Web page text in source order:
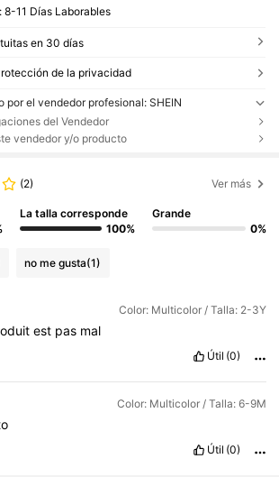
8-11 Días Laborables
en 30 días
de la privacidad
por el vendedor profesional: SHEIN
del Vendedor
vendedor y/o producto
(2) Ver más
La talla corresponde
100%
Grande
0%
no me gusta(1)
Color: Multicolor / Talla: 2-3Y
est pas mal
Útil (0)
Color: Multicolor / Talla: 6-9M
Útil (0)